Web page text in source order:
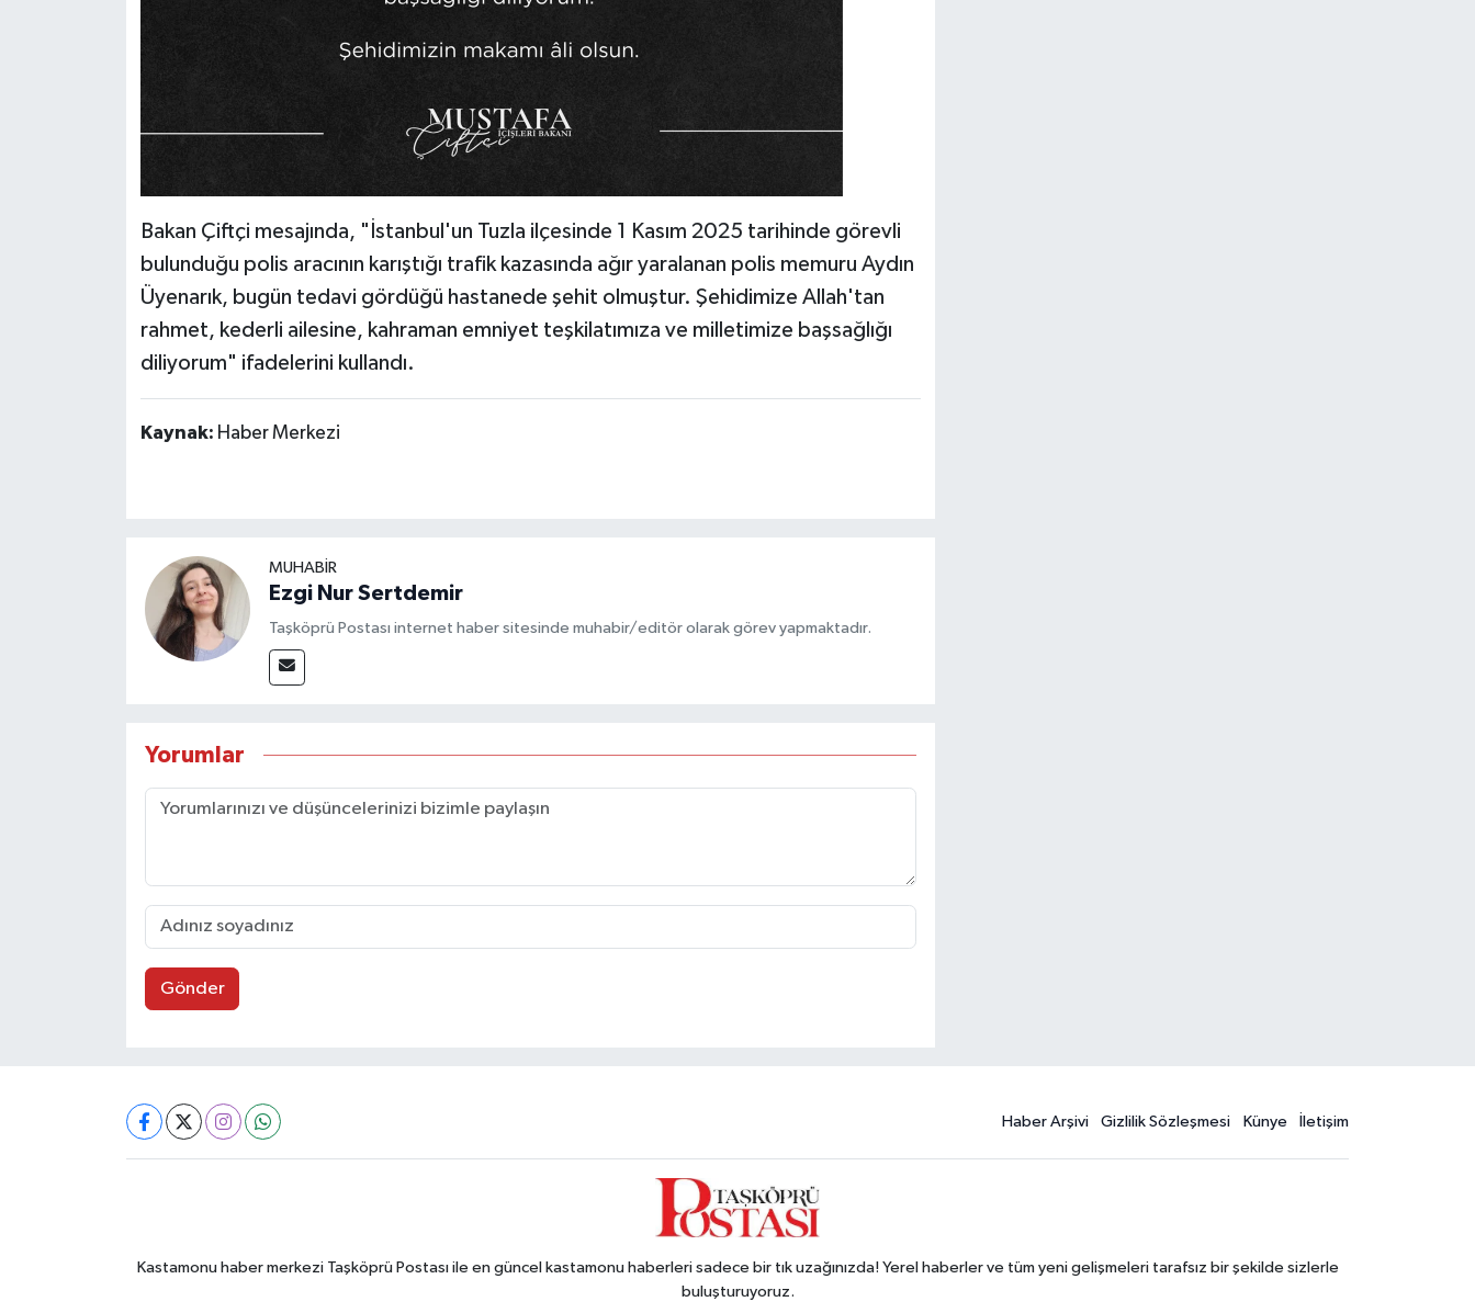
Bakan Çiftçi mesajında, "İstanbul'un Tuzla ilçesinde 1 Kasım 2025 tarihinde görevli
bulunduğu polis aracının karıştığı trafik kazasında ağır yaralanan polis memuru Aydın
Üyenarık, bugün tedavi gördüğü hastanede şehit olmuştur. Şehidimize Allah'tan
rahmet, kederli ailesine, kahraman emniyet teşkilatımıza ve milletimize başsağlığı
diliyorum" ifadelerini kullandı.
Kaynak: Haber Merkezi
MUHABİR
Ezgi Nur Sertdemir
Taşköprü Postası internet haber sitesinde muhabir/editör olarak görev yapmaktadır.
Yorumlar
Gönder
Haber Arşivi Gizlilik Sözleşmesi Künye İletişim
Kastamonu haber merkezi Taşköprü Postası ile en güncel kastamonu haberleri sadece bir tık uzağınızda! Yerel haberler ve tüm yeni gelişmeleri tarafsız bir şekilde sizlerle
buluşturuyoruz.